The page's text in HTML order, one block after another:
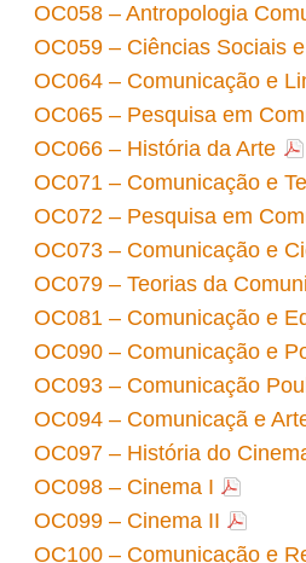
OC058 – Antropologia
OC059 – Ciências Sociais
OC064 – Comunicação e
OC065 – Pesquisa em
OC066 – História da Arte
OC071 – Comunicação e
OC072 – Pesquisa em
OC073 – Comunicação e
OC079 – Teorias da
OC081 – Comunicação e
OC090 – Comunicação e
OC093 – Comunicação
OC094 – Comunicaçã e
OC097 – História do
OC098 – Cinema I
OC099 – Cinema II
OC100 – Comunicação e